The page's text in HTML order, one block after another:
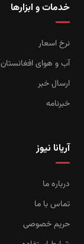
خدمات و ابزارها
نرخ اسعار
آب و هوای افغانستان
ارسال خبر
خبرنامه
آریانا نیوز
درباره ما
تماس با ما
حریم خصوصی